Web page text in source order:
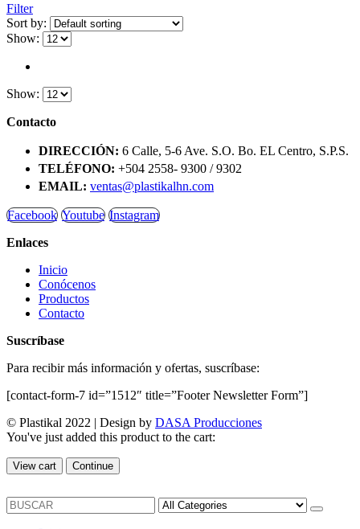
Filter
Sort by:
Show:
Show:
Contacto
DIRECCIÓN: 6 Calle, 5-6 Ave. S.O. Bo. EL Centro, S.P.S.
TELÉFONO: +504 2558- 9300 / 9302
EMAIL: ventas@plastikalhn.com
Facebook Youtube Instagram
Enlaces
Inicio
Conócenos
Productos
Contacto
Suscríbase
Para recibir más información y ofertas, suscríbase:
[contact-form-7 id=”1512″ title=”Footer Newsletter Form”]
© Plastikal 2022 | Design by DASA Producciones
You've just added this product to the cart:
View cart Continue